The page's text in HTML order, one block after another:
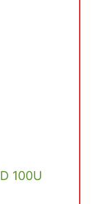
100U